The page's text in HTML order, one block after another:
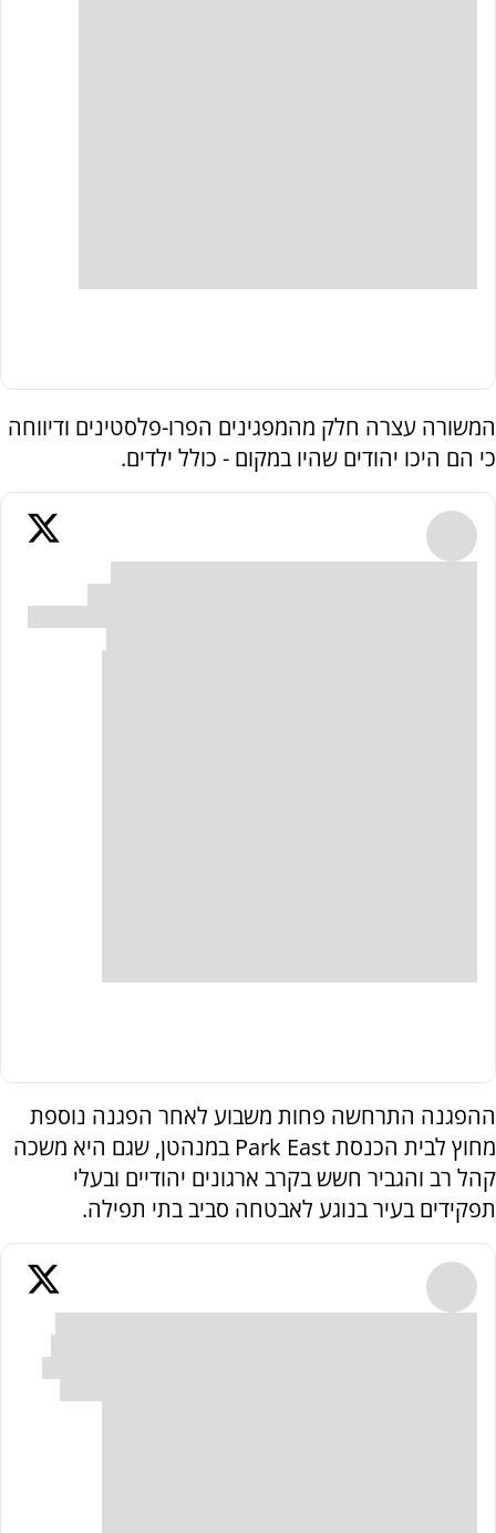
המשורה עצרה חלק מהמפגינים הפרו-פלסטינים ודיווחה
כי הם היכו יהודים שהיו במקום - כולל ילדים.
ההפגנה התרחשה פחות משבוע לאחר הפגנה נוספת
מחוץ לבית הכנסת Park East במנהטן, שגם היא משכה
קהל רב והגביר חשש בקרב ארגונים יהודיים ובעלי
תפקידים בעיר בנוגע לאבטחה סביב בתי תפילה.